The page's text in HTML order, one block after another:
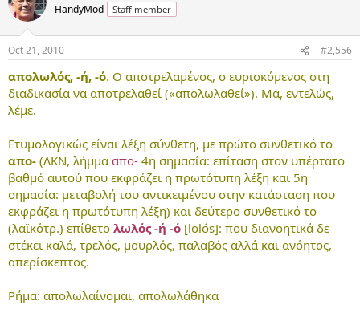
HandyMod Staff member
Oct 21, 2010 #2,556
απολωλός, -ή, -ό. Ο αποτρελαμένος, ο ευρισκόμενος στη
διαδικασία να αποτρελαθεί («απολωλαθεί»). Μα, εντελώς,
λέμε.
Ετυμολογικώς είναι λέξη σύνθετη, με πρώτο συνθετικό το
απο- (ΛΚΝ, λήμμα απο- 4η σημασία: επίταση στον υπέρτατο
βαθμό αυτού που εκφράζει η πρωτότυπη λέξη και 5η
σημασία: μεταβολή του αντικειμένου στην κατάσταση που
εκφράζει η πρωτότυπη λέξη) και δεύτερο συνθετικό το
(λαϊκότρ.) επίθετο λωλός -ή -ό [lolós]: που διανοητικά δε
στέκει καλά, τρελός, μουρλός, παλαβός αλλά και ανόητος,
απερίσκεπτος.
Ρήμα: απολωλαίνομαι, απολωλάθηκα